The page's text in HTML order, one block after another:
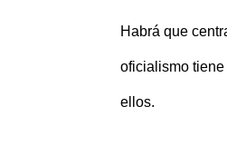
Habrá que
oficialismo tiene
ellos.